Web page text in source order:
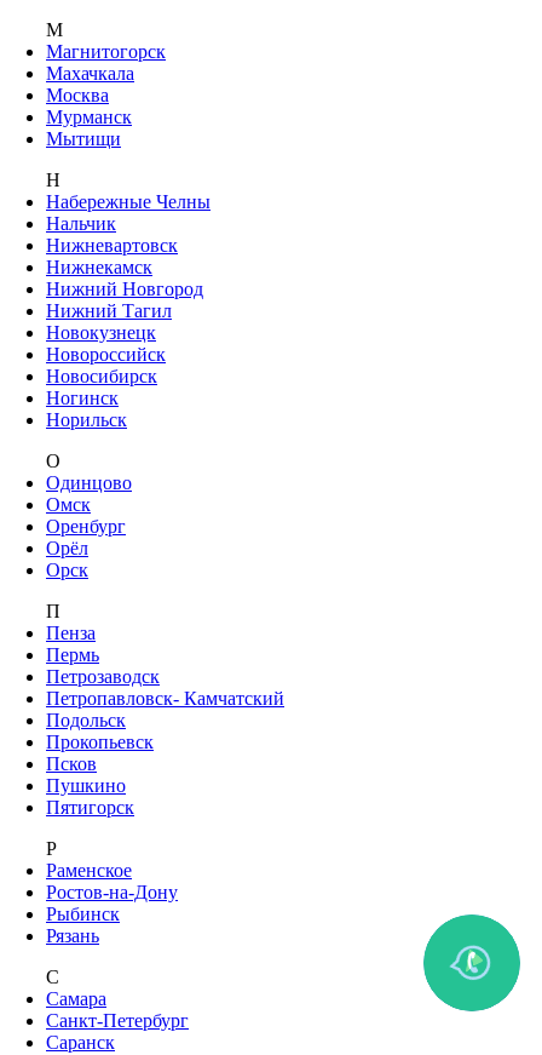
М
Магнитогорск
Махачкала
Москва
Мурманск
Мытищи
Н
Набережные Челны
Нальчик
Нижневартовск
Нижнекамск
Нижний Новгород
Нижний Тагил
Новокузнецк
Новороссийск
Новосибирск
Ногинск
Норильск
О
Одинцово
Омск
Оренбург
Орёл
Орск
П
Пенза
Пермь
Петрозаводск
Петропавловск- Камчатский
Подольск
Прокопьевск
Псков
Пушкино
Пятигорск
Р
Раменское
Ростов-на-Дону
Рыбинск
Рязань
С
Самара
Санкт-Петербург
Саранск